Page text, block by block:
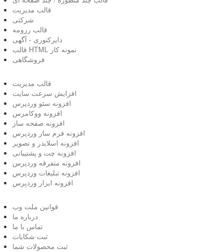
قالب مدیریت
شرکتی
قالب رزومه
دایرکتوری - آگهی
قالب HTML نمونه کار
فروشگاهی
قالب مدیریت
افزایش سرعت سایت
افزونه سئو وردپرس
افزونه ووکامرس
افزونه صفحه ساز
افزونه فرم ساز وردپرس
افزونه اسلایدر و تصویر
افزونه چت و پشتیبانی
افزونه متفرقه وردپرس
افزونه تبلیغات وردپرس
افزونه ابزار وردپرس
قوانین ملت وب
درباره ما
تماس با ما
ثبت شکایات
ثبت محصولات شما